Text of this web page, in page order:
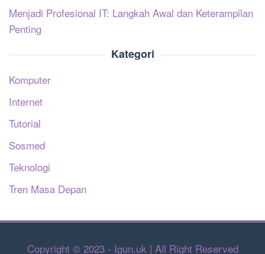
Menjadi Profesional IT: Langkah Awal dan Keterampilan
Penting
Kategori
Komputer
Internet
Tutorial
Sosmed
Teknologi
Tren Masa Depan
Copyright © 2023 - Igun.uk | All Right Reserved